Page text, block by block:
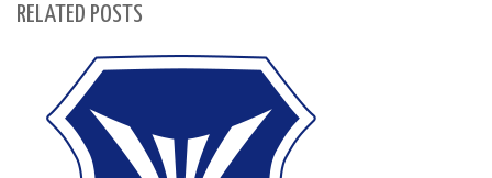
RELATED POSTS